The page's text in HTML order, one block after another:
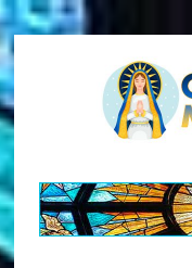
Saltar
a
la
navegación
principal
Saltar
al
contenido
principal
Saltar
a
la
barra
lateral
principal
Saltar
al
pie
de
página